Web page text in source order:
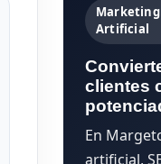
Artificial
clientes
En
artificial,